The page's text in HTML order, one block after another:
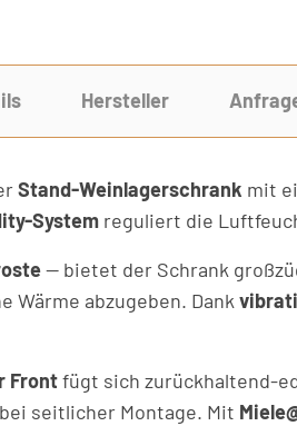
Hersteller
Stand-Weinlagerschrank mit
System reguliert die
— bietet der Schrank
Wärme abzugeben. Dank
Frontfügt sich zurückhaltend-
seitlicher Montage. Mit